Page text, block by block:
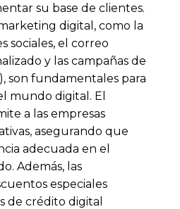
su base de clientes.
digital, como la
sociales, el correo
y las campañas de
son fundamentales para
mundo digital. El
a las empresas
asegurando que
adecuada en el
Además, las
especiales
de crédito digital